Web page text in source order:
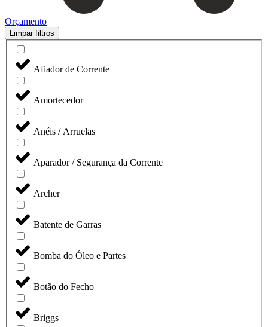
Orçamento
Limpar filtros
Afiador de Corrente
Amortecedor
Anéis / Arruelas
Aparador / Segurança da Corrente
Archer
Batente de Garras
Bomba do Óleo e Partes
Botão do Fecho
Briggs